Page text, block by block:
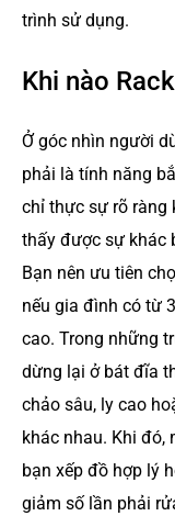
trình sử dụng.
Khi nào
Ở góc nhìn người
phải là tính năng
chỉ thực sự rõ ràng
thấy được sự khác
Bạn nên ưu tiên
nếu gia đình có từ
cao. Trong những
dừng lại ở bát đĩa
chảo sâu, ly cao
khác nhau. Khi đó,
bạn xếp đồ hợp lý
giảm số lần phải